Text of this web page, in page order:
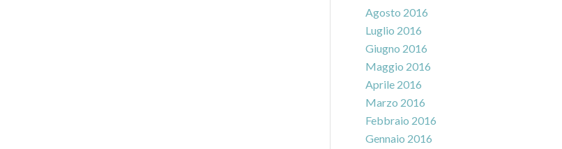
Agosto 2016
Luglio 2016
Giugno 2016
Maggio 2016
Aprile 2016
Marzo 2016
Febbraio 2016
Gennaio 2016